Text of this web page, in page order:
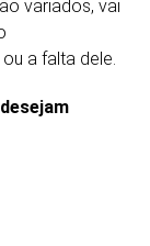
variados, vai
a falta dele.